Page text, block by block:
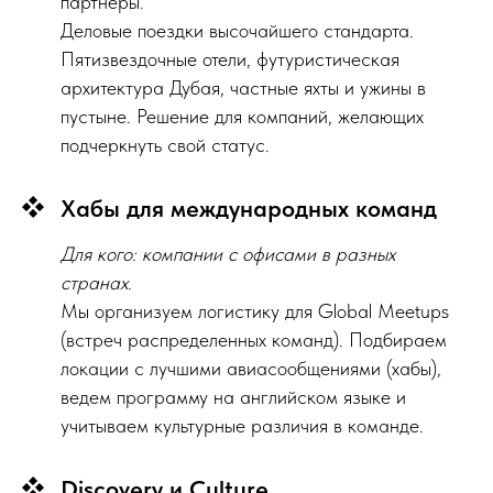
Деловые поездки высочайшего стандарта.
Пятизвездочные отели, футуристическая
архитектура Дубая, частные яхты и ужины в
пустыне. Решение для компаний, желающих
подчеркнуть свой статус.
Хабы для международных команд
Для кого: компании с офисами в разных
странах.
Мы организуем логистику для Global Meetups
(встреч распределенных команд). Подбираем
локации с лучшими авиасообщениями (хабы),
ведем программу на английском языке и
учитываем культурные различия в команде.